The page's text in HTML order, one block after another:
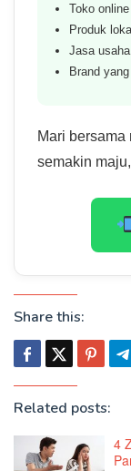
Toko
Produk
Jasa
Brand
Mari
semakin
Share this:
Related posts:
4